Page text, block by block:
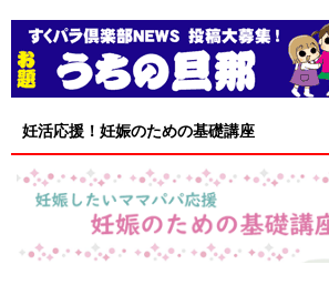
妊活応援！妊娠のための基礎講座